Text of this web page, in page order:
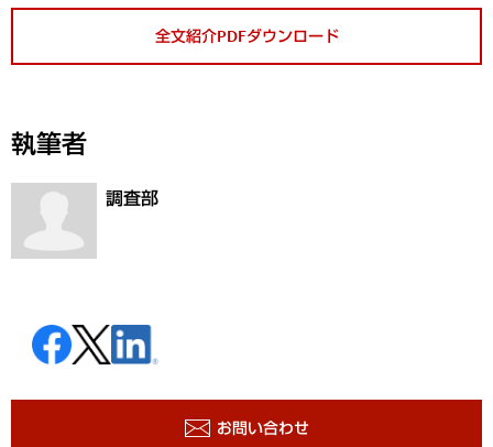
全文紹介PDFダウンロード
執筆者
調査部
お問い合わせ